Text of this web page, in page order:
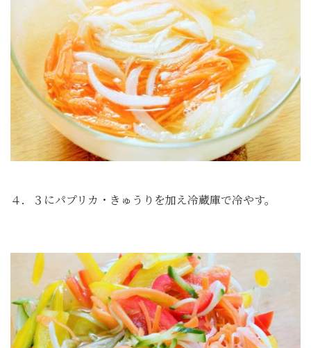
４．３にパプリカ・きゅうりを加え冷蔵庫で冷やす。